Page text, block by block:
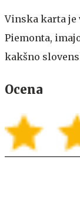
Vinska karta je
Piemonta,
kakšno
Ocena